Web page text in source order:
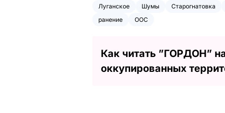
Луганское
Шумы Старогнатовка
ранение
ООС
Как читать ”ГОРДОН”
оккупированных